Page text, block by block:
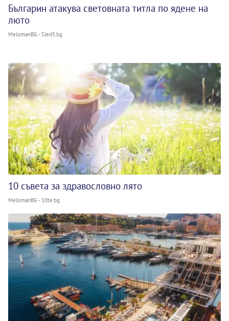
Българин атакува световната титла по ядене на
люто
MelomanBG - Sled5.bg
10 съвета за здравословно лято
MelomanBG - 10te.bg